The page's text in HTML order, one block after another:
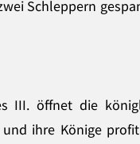
Schleppern
III. öffnet die
ihre Könige